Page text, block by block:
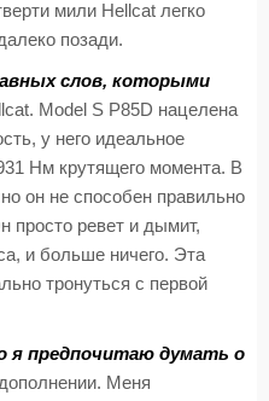
мили Hellcat легко
позади.
слов, которыми
Model S P85D нацелена
у него идеальное
Нм крутящего момента. В
он не способен правильно
просто ревет и дымит,
и больше ничего. Эта
тронуться с первой
я предпочитаю думать о
Меня